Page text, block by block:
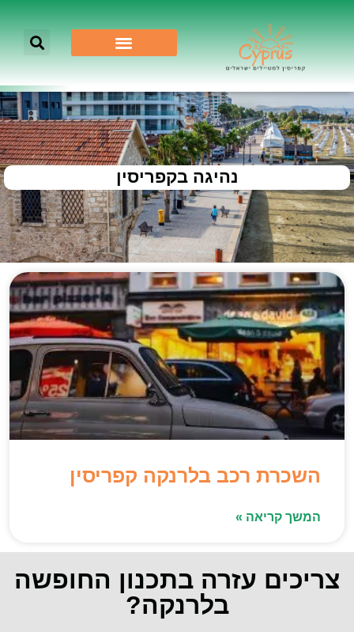
נהיגה בקפריסין
השכרת רכב בלרנקה קפריסין
המשך קריאה »
צריכים עזרה בתכנון החופשה
בלרנקה?